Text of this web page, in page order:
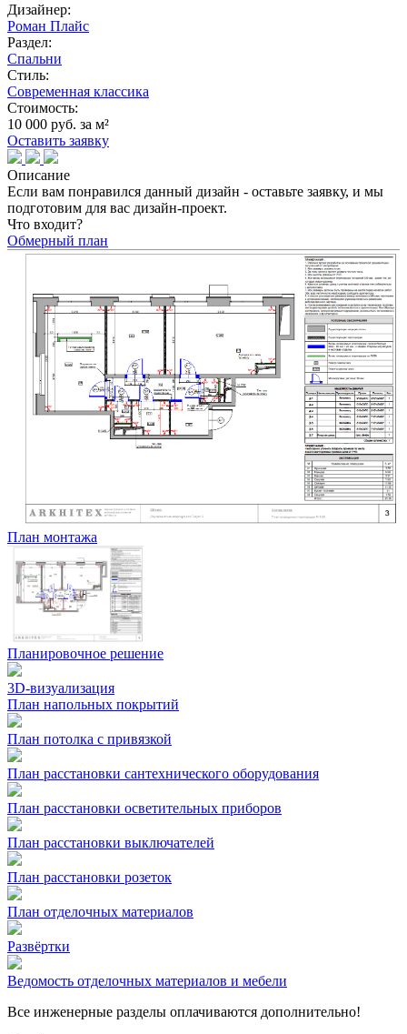
Дизайнер:
Роман Плайс
Раздел:
Спальни
Стиль:
Современная классика
Стоимость:
10 000 руб. за м²
Оставить заявку
Описание
Если вам понравился данный дизайн - оставьте заявку, и мы
подготовим для вас дизайн-проект.
Что входит?
Обмерный план
План монтажа
Планировочное решение
3D-визуализация
План напольных покрытий
План потолка с привязкой
План расстановки сантехнического оборудования
План расстановки осветительных приборов
План расстановки выключателей
План расстановки розеток
План отделочных материалов
Развёртки
Ведомость отделочных материалов и мебели
Все инженерные разделы оплачиваются дополнительно!